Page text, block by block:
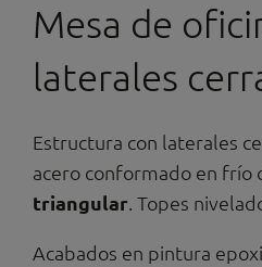
Mesa de
laterales
Estructura con laterales
acero conformado en frío
triangular. Topes
Acabados en pintura